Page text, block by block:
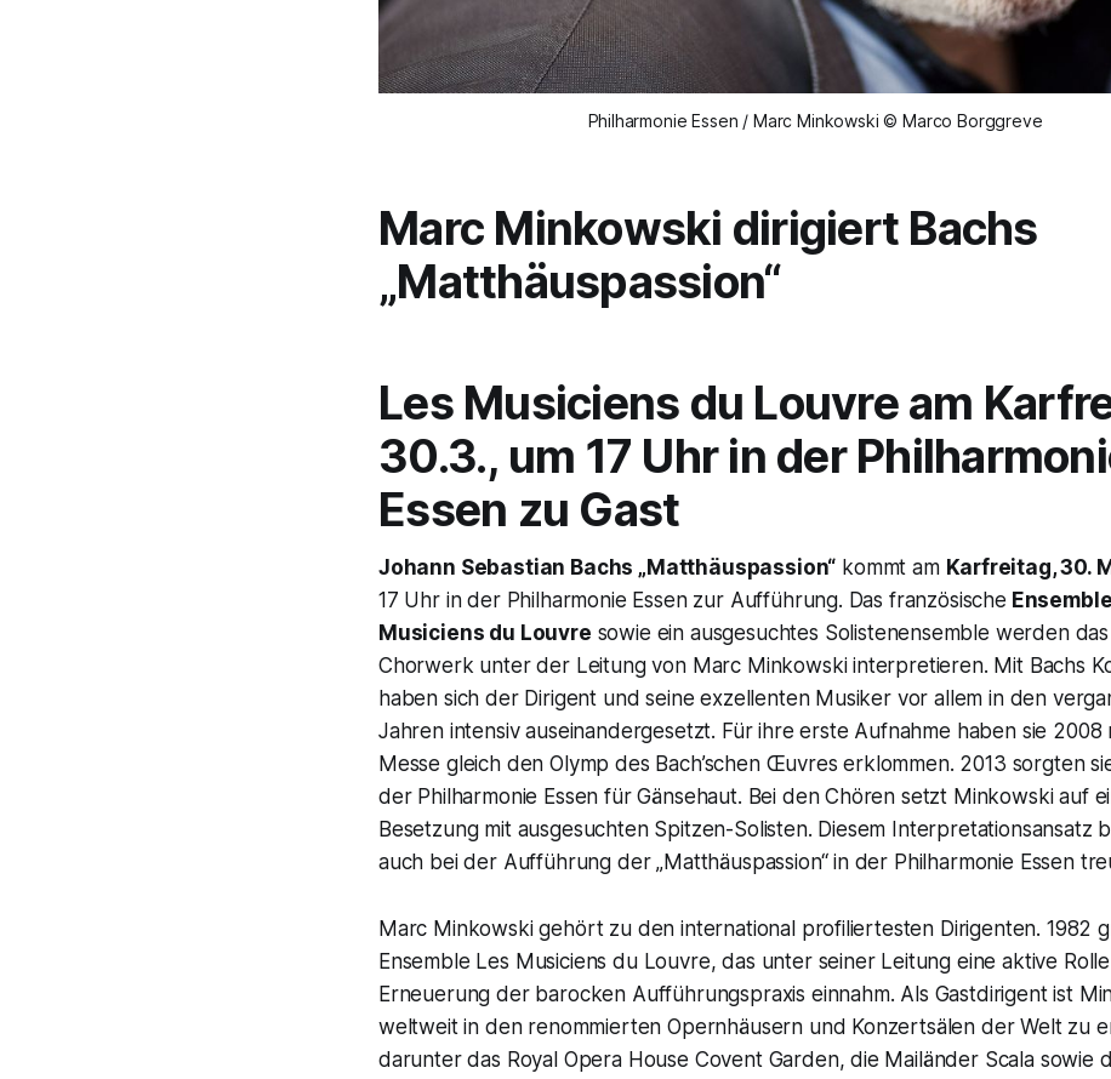
Philharmonie Essen / Marc Minkowski © Marco Borggreve
Marc Minkowski dirigiert Bachs
„Matthäuspassion“
Les Musiciens du Louvre am
30.3., um 17 Uhr in der
Essen zu Gast
Johann Sebastian Bachs „Matthäuspassion“ kommt am Karfreitag, 30.
17 Uhr in der Philharmonie Essen zur Aufführung. Das französische
Musiciens du Louvre sowie ein ausgesuchtes Solistenensemble werden
Chorwerk unter der Leitung von Marc Minkowski interpretieren. Mit Bachs
haben sich der Dirigent und seine exzellenten Musiker vor allem in den
Jahren intensiv auseinandergesetzt. Für ihre erste Aufnahme haben sie
Messe gleich den Olymp des Bach’schen Œuvres erklommen. 2013 sorgten
der Philharmonie Essen für Gänsehaut. Bei den Chören setzt Minkowski auf
Besetzung mit ausgesuchten Spitzen-Solisten. Diesem Interpretationsansatz
auch bei der Aufführung der „Matthäuspassion“ in der Philharmonie Essen
Marc Minkowski gehört zu den international profiliertesten Dirigenten. 1982
Ensemble Les Musiciens du Louvre, das unter seiner Leitung eine aktive
Erneuerung der barocken Aufführungspraxis einnahm. Als Gastdirigent ist
weltweit in den renommierten Opernhäusern und Konzertsälen der Welt zu
darunter das Royal Opera House Covent Garden, die Mailänder Scala sowie